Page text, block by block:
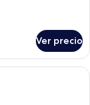
Ver precio
en la habitación,